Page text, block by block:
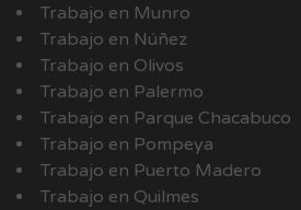
Trabajo en Munro
Trabajo en Núñez
Trabajo en Olivos
Trabajo en Palermo
Trabajo en Parque Chacabuco
Trabajo en Pompeya
Trabajo en Puerto Madero
Trabajo en Quilmes